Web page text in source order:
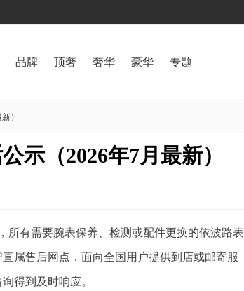
品牌 顶奢 奢华 豪华 专题
）
示（2026年7月最新）
所有需要腕表保养、检测或配件更换的依波路表
属售后网点，面向全国用户提供到店或邮寄服
得到及时响应。